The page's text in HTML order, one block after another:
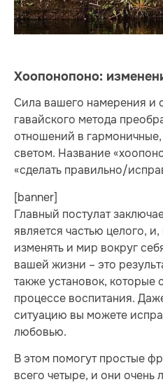
Хоопонопоно:
Сила вашего намерения и
гавайского метода
отношений в
светом. Название
«сделать правильно/
[banner]
Главный постулат
является частью целого,
изменять и мир вокруг
вашей жизни – это
также установок,
процессе воспитания.
ситуацию вы можете
любовью.
В этом помогут простые
всего четыре, и они очень